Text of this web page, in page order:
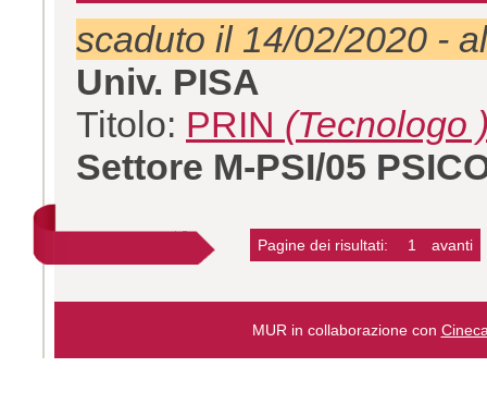
scaduto il 14/02/2020 -
Univ. PISA
Titolo: PRIN (Tecnologo
Settore M-PSI/05
Pagine dei risultati: 1 avanti
MUR in collaborazione con